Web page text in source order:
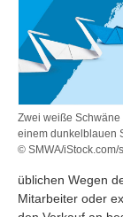
Zwei weiße Schwäne
einem dunkelblauen
© SMWA/iStock.com/
üblichen Wegen
Mitarbeiter oder